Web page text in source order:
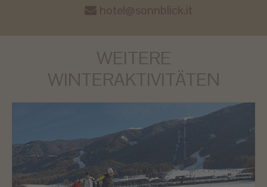
hotel@sonnblick.it
WEITERE
WINTERAKTIVITÄTEN